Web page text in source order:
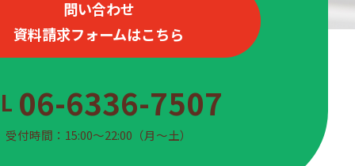
問い合わせ
資料請求フォームはこちら
06-6336-7507
受付時間：15:00〜22:00（月〜土）